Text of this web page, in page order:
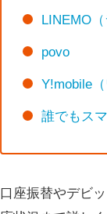
LINEMO（
povo
Y!mobile（
誰でもス
口座振替やデビ